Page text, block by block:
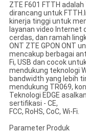
ZTE F601 FTTH
dirancang untuk
kinerja tinggi untuk
layanan video Internet
cerdas, dan ramah
ONT ZTE GPON ONT
mencakup berbagai
Fi, USB dan cocok
mendukung teknologi
bandwidth yang lebih
mendukung TR069,
Teknologi EDGE
sertifikasi - CE,
FCC, RoHS, CoC, Wi-Fi.
Parameter Produk